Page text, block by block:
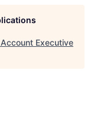
Executive